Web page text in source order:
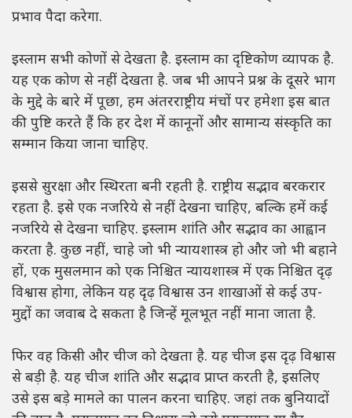
प्रभाव पैदा करेगा.
इस्लाम सभी कोणों से देखता है. इस्लाम का दृष्टिकोण व्यापक है.
यह एक कोण से नहीं देखता है. जब भी आपने प्रश्न के दूसरे भाग
के मुद्दे के बारे में पूछा, हम अंतरराष्ट्रीय मंचों पर हमेशा इस बात
की पुष्टि करते हैं कि हर देश में कानूनों और सामान्य संस्कृति का
सम्मान किया जाना चाहिए.
इससे सुरक्षा और स्थिरता बनी रहती है. राष्ट्रीय सद्भाव बरकरार
रहता है. इसे एक नजरिये से नहीं देखना चाहिए, बल्कि हमें कई
नजरिये से देखना चाहिए. इस्लाम शांति और सद्भाव का आह्वान
करता है. कुछ नहीं, चाहे जो भी न्यायशास्त्र हो और जो भी बहाने
हों, एक मुसलमान को एक निश्चित न्यायशास्त्र में एक निश्चित दृढ़
विश्वास होगा, लेकिन यह दृढ़ विश्वास उन शाखाओं से कई उप-
मुद्दों का जवाब दे सकता है जिन्हें मूलभूत नहीं माना जाता है.
फिर वह किसी और चीज को देखता है. यह चीज इस दृढ़ विश्वास
से बड़ी है. यह चीज शांति और सद्भाव प्राप्त करती है, इसलिए
उसे इस बड़े मामले का पालन करना चाहिए. जहां तक बुनियादों